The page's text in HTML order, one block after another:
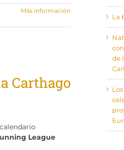
Más información
Carthago
League
La
de